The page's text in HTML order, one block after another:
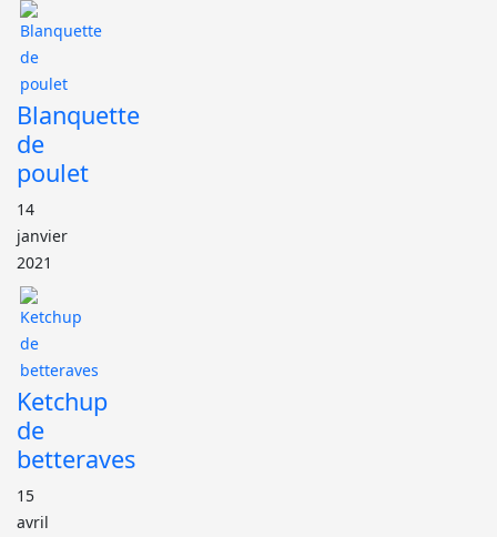
Blanquette
de
poulet
14
janvier
2021
Ketchup
de
betteraves
15
avril